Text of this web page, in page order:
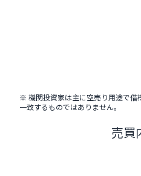
※ 機関投資家は主に空売り用途で借
一致するものではありません。
売買